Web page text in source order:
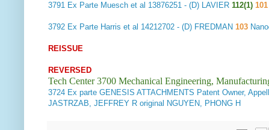
3791 Ex Parte Muesch et al 13876251 - (D) LAVIER 112(1) 101
3792 Ex Parte Harris et al 14212702 - (D) FREDMAN 103
REISSUE
REVERSED
Tech Center 3700 Mechanical Engineering,
3724 Ex parte GENESIS ATTACHMENTS Patent Owner,
JASTRZAB, JEFFREY R original NGUYEN, PHONG H